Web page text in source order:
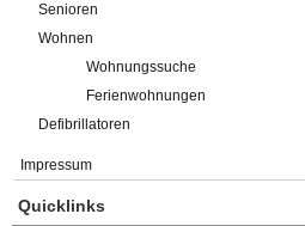
Senioren
Wohnen
Wohnungssuche
Ferienwohnungen
Defibrillatoren
Impressum
Quicklinks